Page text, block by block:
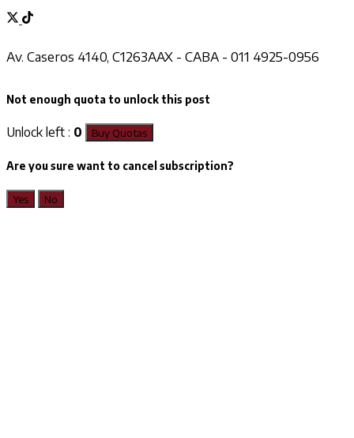
Av. Caseros 4140, C1263AAX - CABA - 011 4925-0956
Not enough quota to unlock this post
Unlock left : 0 Buy Quotas
Are you sure want to cancel subscription?
Yes No